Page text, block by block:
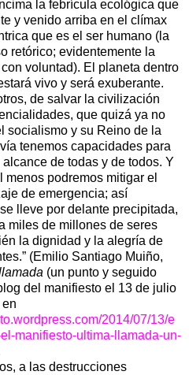
la febrícula ecológica que
y venido arriba en el clímax
que es el ser humano (la
retórico; evidentemente la
voluntad). El planeta dentro
vivo y será exuberante.
de salvar la civilización
que quizá ya no
socialismo y su Reino de la
tenemos capacidades para
de todas y de todos. Y
podremos mitigar el
de emergencia; así
lleve por delante precipitada,
miles de millones de seres
la dignidad y la alegría de
(Emilio Santiago Muiño,
(un punto y seguido
del manifiesto el 13 de julio
2014/07/13/e
manifiesto-ultima-llamada-un-
a las destrucciones